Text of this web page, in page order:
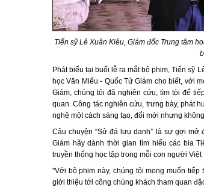
Tiến sỹ Lê Xuân Kiêu, Giám đốc Trung tâm
Phát biểu tại buổi lễ ra mắt bộ phim, Tiến sỹ
học Văn Miếu - Quốc Tử Giám cho biết, với
Giám, chúng tôi đã nghiên cứu, tìm tòi để
quan. Công tác nghiên cứu, trưng bày, phát
nghệ một cách sáng tạo, đổi mới nhưng
Câu chuyện “Sử đá lưu danh” là sự gợi
Giám hãy dành thời gian tìm hiểu các bia
truyền thống học tập trong mỗi con người Việt
"Với bộ phim này, chúng tôi mong muốn
giới thiệu tới công chúng khách tham quan